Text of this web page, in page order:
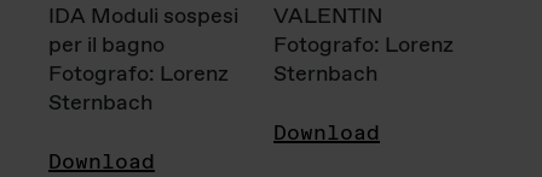
IDA Moduli sospesi
per il bagno
Fotografo: Lorenz
Sternbach
Download
VALENTIN
Fotografo: Lorenz
Sternbach
Download